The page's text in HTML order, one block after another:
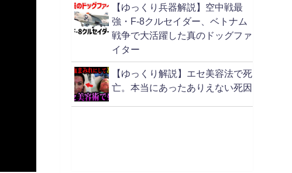
【ゆっくり兵器解説】空中戦最
強・F-8クルセイダー、ベトナム
戦争で大活躍した真のドッグファ
イター
【ゆっくり解説】エセ美容法で死
亡。本当にあったありえない死因